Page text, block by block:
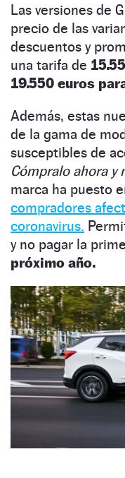
Las versiones de
precio de las
descuentos y
una tarifa de
19.550 euros
Además, estas
de la gama de
susceptibles de
Cómpralo ahora y
marca ha puesto
compradores
coronavirus.
y no pagar la
próximo año.